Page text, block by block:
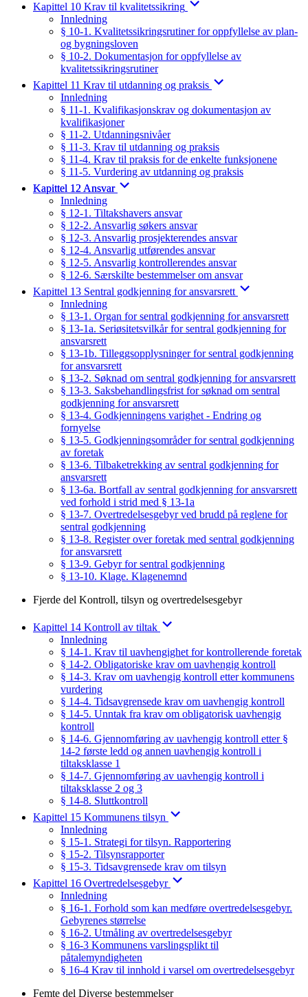
Kapittel 10 Krav til kvalitetssikring
Innledning
§ 10-1. Kvalitetssikringsrutiner for oppfyllelse av plan-
og bygningsloven
§ 10-2. Dokumentasjon for oppfyllelse av
kvalitetssikringsrutiner
Kapittel 11 Krav til utdanning og praksis
Innledning
§ 11-1. Kvalifikasjonskrav og dokumentasjon av
kvalifikasjoner
§ 11-2. Utdanningsnivåer
§ 11-3. Krav til utdanning og praksis
§ 11-4. Krav til praksis for de enkelte funksjonene
§ 11-5. Vurdering av utdanning og praksis
Kapittel 12 Ansvar
Innledning
§ 12-1. Tiltakshavers ansvar
§ 12-2. Ansvarlig søkers ansvar
§ 12-3. Ansvarlig prosjekterendes ansvar
§ 12-4. Ansvarlig utførendes ansvar
§ 12-5. Ansvarlig kontrollerendes ansvar
§ 12-6. Særskilte bestemmelser om ansvar
Kapittel 13 Sentral godkjenning for ansvarsrett
Innledning
§ 13-1. Organ for sentral godkjenning for ansvarsrett
§ 13-1a. Seriøsitetsvilkår for sentral godkjenning for
ansvarsrett
§ 13-1b. Tilleggsopplysninger for sentral godkjenning
for ansvarsrett
§ 13-2. Søknad om sentral godkjenning for ansvarsrett
§ 13-3. Saksbehandlingsfrist for søknad om sentral
godkjenning for ansvarsrett
§ 13-4. Godkjenningens varighet - Endring og
fornyelse
§ 13-5. Godkjenningsområder for sentral godkjenning
av foretak
§ 13-6. Tilbaketrekking av sentral godkjenning for
ansvarsrett
§ 13-6a. Bortfall av sentral godkjenning for ansvarsrett
ved forhold i strid med § 13-1a
§ 13-7. Overtredelsesgebyr ved brudd på reglene for
sentral godkjenning
§ 13-8. Register over foretak med sentral godkjenning
for ansvarsrett
§ 13-9. Gebyr for sentral godkjenning
§ 13-10. Klage. Klagenemnd
Fjerde del Kontroll, tilsyn og overtredelsesgebyr
Kapittel 14 Kontroll av tiltak
Innledning
§ 14-1. Krav til uavhengighet for kontrollerende foretak
§ 14-2. Obligatoriske krav om uavhengig kontroll
§ 14-3. Krav om uavhengig kontroll etter kommunens
vurdering
§ 14-4. Tidsavgrensede krav om uavhengig kontroll
§ 14-5. Unntak fra krav om obligatorisk uavhengig
kontroll
§ 14-6. Gjennomføring av uavhengig kontroll etter §
14-2 første ledd og annen uavhengig kontroll i
tiltaksklasse 1
§ 14-7. Gjennomføring av uavhengig kontroll i
tiltaksklasse 2 og 3
§ 14-8. Sluttkontroll
Kapittel 15 Kommunens tilsyn
Innledning
§ 15-1. Strategi for tilsyn. Rapportering
§ 15-2. Tilsynsrapporter
§ 15-3. Tidsavgrensede krav om tilsyn
Kapittel 16 Overtredelsesgebyr
Innledning
§ 16-1. Forhold som kan medføre overtredelsesgebyr.
Gebyrenes størrelse
§ 16-2. Utmåling av overtredelsesgebyr
§ 16-3 Kommunens varslingsplikt til
påtalemyndigheten
§ 16-4 Krav til innhold i varsel om overtredelsesgebyr
Femte del Diverse bestemmelser